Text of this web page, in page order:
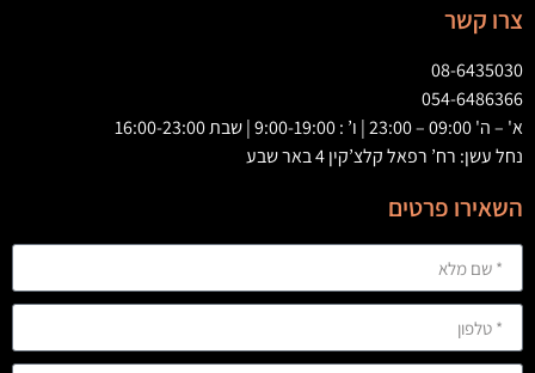
צרו קשר
08-6435030
054-6486366
א' – ה' 09:00 – 23:00 | ו’ : 9:00-19:00 | שבת 16:00-23:00
נחל עשן: רח’ רפאל קלצ’קין 4 באר שבע
השאירו פרטים